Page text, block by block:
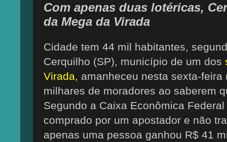
Com apenas duas lotéricas,
da Mega da Virada
Cidade tem 44 mil habitantes,
Cerquilho (SP), município de um dos
Virada , amanheceu nesta sexta-
milhares de moradores ao saberem
Segundo a Caixa Econômica
comprado por um apostador e não
apenas uma pessoa ganhou R$ 41